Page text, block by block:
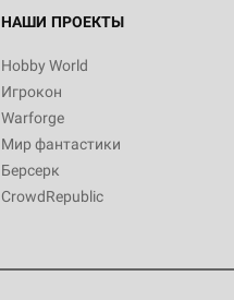
НАШИ ПРОЕКТЫ
Hobby World
Игрокон
Warforge
Мир фантастики
Берсерк
CrowdRepublic